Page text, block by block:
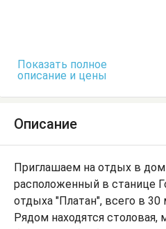
Показать полное
описание и цены
Описание
Приглашаем на отдых в
расположенный в станице
отдыха "Платан", всего в 30
Рядом находятся столовая,